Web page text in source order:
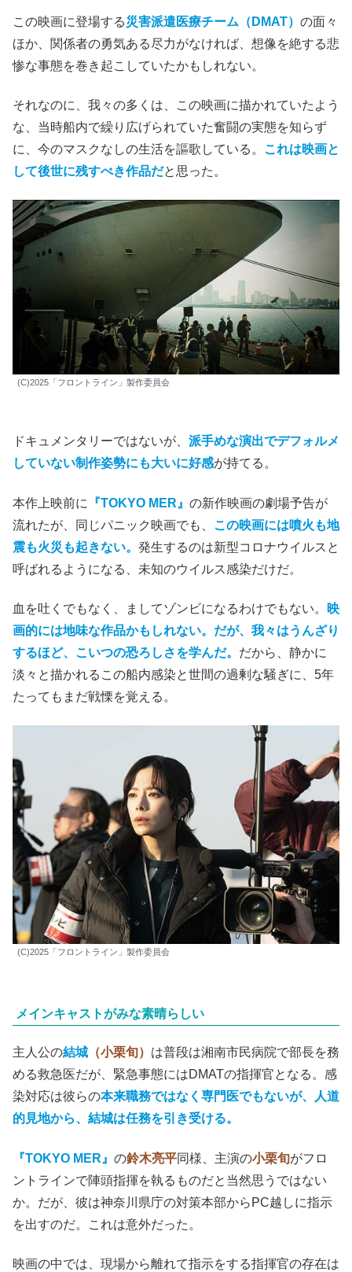
この映画に登場する災害派遣医療チーム （ DMAT） の面々
ほか、関係者の勇気ある尽力がなければ、想像を絶する悲
惨な事態を巻き起こしていたかもしれない。
それなのに、我々の多くは、この映画に描かれていたよう
な、当時船内で繰り広げられていた奮闘の実態を知らず
に、今のマスクなしの生活を謳歌している。 これは映画と
して後世に残すべき作品だと思った。
(C)2025「フロントライン」製作委員会
ドキュメンタリーではないが、 派手めな演出でデフォルメ
していない制作姿勢にも大いに好感が持てる。
本作上映前に 『TOKYO MER』 の新作映画の劇場予告が
流れたが、同じパニック映画でも、 この映画には噴火も地
震も火災も起きない。 発生するのは新型コロナウイルスと
呼ばれるようになる、未知のウイルス感染だけだ。
血を吐くでもなく、ましてゾンビになるわけでもない。
映
画的には地味な作品かもしれない。だが、我々はうんざり
するほど、こいつの恐ろしさを学んだ。 だから、静かに
淡々と描かれるこの船内感染と世間の過剰な騒ぎに、5年
たってもまだ戦慄を覚える。
(C)2025「フロントライン」製作委員会
メインキャストがみな素晴らしい
主人公の結城 （小栗旬） は普段は湘南市民病院で部長を務
める救急医だが、緊急事態にはDMATの指揮官となる。感
染対応は彼らの本来職務ではなく専門医でもないが、人道
的見地から、結城は任務を引き受ける。
『TOKYO MER』 の鈴木亮平同様、主演の小栗旬がフロ
ントラインで陣頭指揮を執るものだと当然思うではない
か。だが、彼は神奈川県庁の対策本部からPC越しに指示
を出すのだ。これは意外だった。
映画の中では、現場から離れて指示をする指揮官の存在は